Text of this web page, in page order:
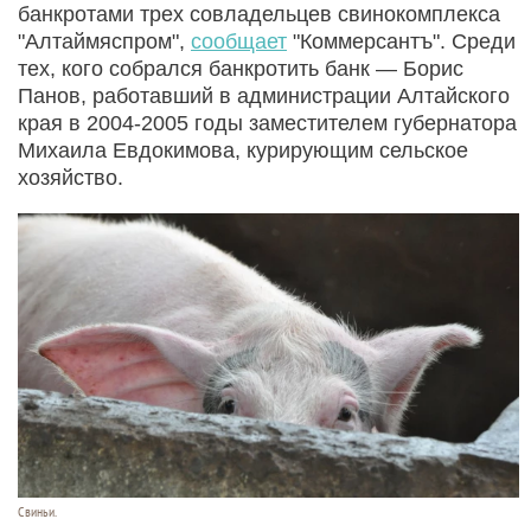
банкротами трех совладельцев свинокомплекса
"Алтаймяспром", сообщает "Коммерсантъ". Среди
тех, кого собрался банкротить банк — Борис
Панов, работавший в администрации Алтайского
края в 2004-2005 годы заместителем губернатора
Михаила Евдокимова, курирующим сельское
хозяйство.
Свиньи.